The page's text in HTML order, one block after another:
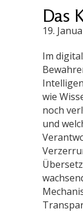
Das
19.
Im
wie
noch
und